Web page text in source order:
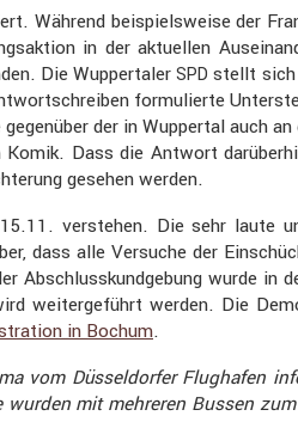
Während beispiels­weise der
in der aktuellen
Die Wupper­talerSPD stellt sich
formu­lierte
der in Wuppertal auch
Dass die Antwort
gesehen werden.
verstehen. Die sehr laute
dass alle Versuche der
Abschluss­kund­ge­bung wurde in
weiter­ge­führt werden. Die
in Bochum.
vom Düssel­dorfer Flughafen
mit mehreren Bussen